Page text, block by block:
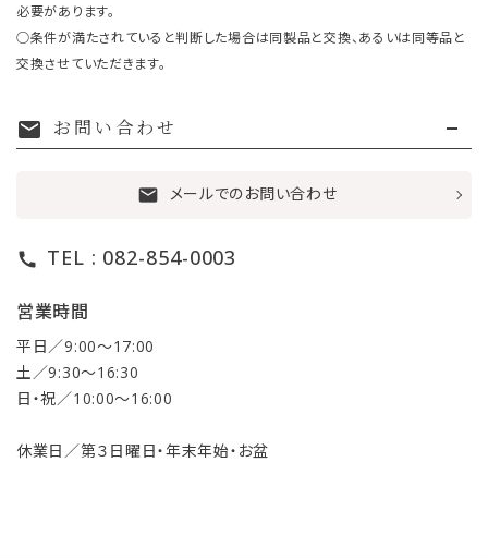
必要があります。
○条件が満たされていると判断した場合は同製品と交換、あるいは同等品と
交換させていただきます。
mail お問い合わせ
mail メールでのお問い合わせ
call TEL : 082-854-0003
営業時間
平日／9:00〜17:00
土／9:30〜16:30
日・祝／10:00〜16:00
休業日／第３日曜日・年末年始・お盆